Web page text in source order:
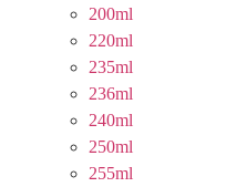
200ml
220ml
235ml
236ml
240ml
250ml
255ml